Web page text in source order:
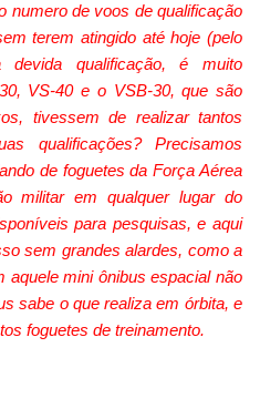
numero de voos de qualificação
terem atingido até hoje (pelo
devida qualificação, é muito
VS-40 e o VSB-30, que são
tivessem de realizar tantos
qualificações? Precisamos
de foguetes da Força Aérea
militar em qualquer lugar do
para pesquisas, e aqui
sem grandes alardes, como a
mini ônibus espacial não
sabe o que realiza em órbita, e
foguetes de treinamento.